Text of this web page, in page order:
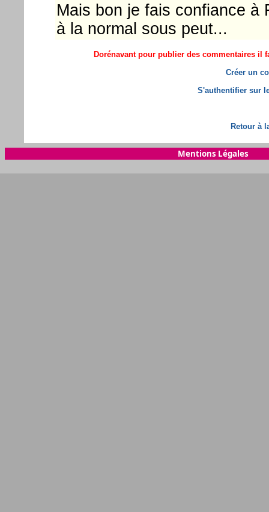
Mais bon je fais confiance à
à la normal sous peut...
Dorénavant pour publier des commentaires il
Créer un
S'authentifier sur
Retour à
Mentions Légales